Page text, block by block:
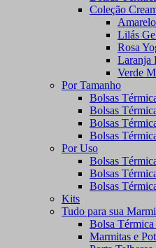
Coleção
Lilás
Rosa
Laranja
Verde
Por Tamanho
Bolsas
Bolsas
Bolsas
Bolsas
Por Uso
Bolsas
Bolsas
Bolsas
Kits
Tudo para sua
Bolsa Térmica
Marmitas e